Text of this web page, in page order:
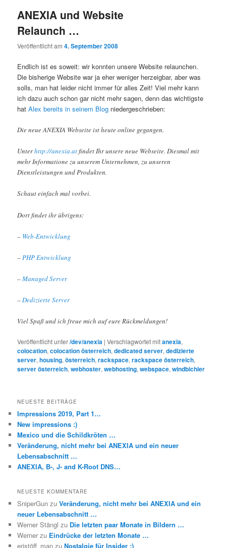
ANEXIA und Website
Relaunch …
Veröffentlicht am4. September 2008
Endlich ist es soweit: wir konnten unsere Website relaunchen.
Die bisherige Website war ja eher weniger herzeigbar, aber was
solls, man hat leider nicht immer für alles Zeit! Viel mehr kann
ich dazu auch schon gar nicht mehr sagen, denn das wichtigste
hatAlex bereits in seinem Blog niedergeschrieben:
Die neue ANEXIA Webseite ist heute online gegangen.
Unterhttp://anexia.atfindet Ihr unsere neue Webseite. Diesmal mit
mehr Informatione zu unserem Unternehmen, zu unseren
Dienstleistungen und Produkten.
Schaut einfach mal vorbei.
Dort findet ihr übrigens:
– Web-Entwicklung
–PHP Entwicklung
–Managed Server
–Dedizierte Server
Viel Spaß und ich freue mich auf eure Rückmeldungen!
Veröffentlicht unter/dev/anexia |Verschlagwortet mitanexia,
colocation,colocation österreich,dedicated server,dedizierte
server,housing,österreich,rackspace,rackspace österreich,
server österreich,webhoster,webhosting,webspace,windbichler
NEUESTE BEITRÄGE
Impressions 2019, Part 1…
New impressions :)
Mexico und die Schildkröten …
Veränderung, nicht mehr bei ANEXIA und ein neuer
Lebensabschnitt …
ANEXIA, B-, J- and K-Root DNS…
NEUESTE KOMMENTARE
SniperGun zuVeränderung, nicht mehr bei ANEXIA und ein
neuer Lebensabschnitt …
Werner Stängl zu Die letzten paar Monate in Bildern …
Werner zu Eindrücke der letzten Monate …
eristöff_man zuNostalgie für Insider :)